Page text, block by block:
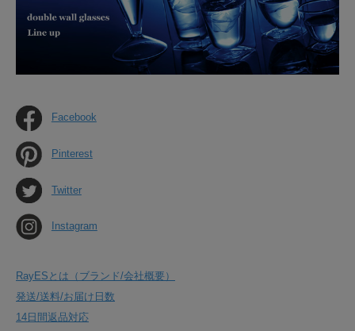
Facebook
Pinterest
Twitter
Instagram
RayESとは（ブランド/会社概要）
発送/送料/お届け日数
14日間返品対応